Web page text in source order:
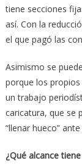
tiene secciones
así. Con la
el que pagó las
Asimismo se
porque los
un trabajo
caricatura, que se
“llenar hueco”
¿Qué alcance